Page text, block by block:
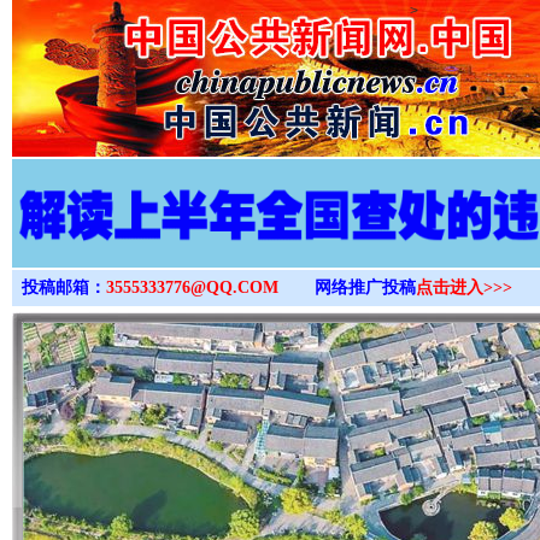
>
投稿邮箱： 3555333776@QQ.COM 网络推广投稿点击进入>>>